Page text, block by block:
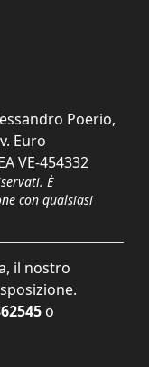
Poerio,
Euro
VE-454332
È
con qualsiasi
il nostro
o